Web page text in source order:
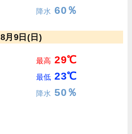
降水 60％
8月9日(日)
最高 29℃
最低 23℃
降水 50％